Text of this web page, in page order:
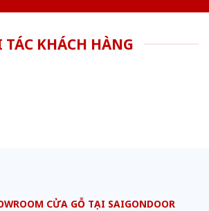
KHÁCH HÀNG
CỬA GỖ TẠI SAIGONDOOR